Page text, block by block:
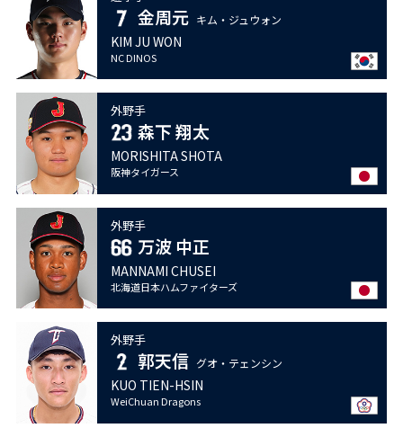
金周元 キム・ジュウォン
KIM JU WON
NC DINOS
外野手
森下 翔太
MORISHITA SHOTA
阪神タイガース
外野手
万波 中正
MANNAMI CHUSEI
北海道日本ハムファイターズ
外野手
郭天信 グオ・テェンシン
KUO TIEN-HSIN
WeiChuan Dragons